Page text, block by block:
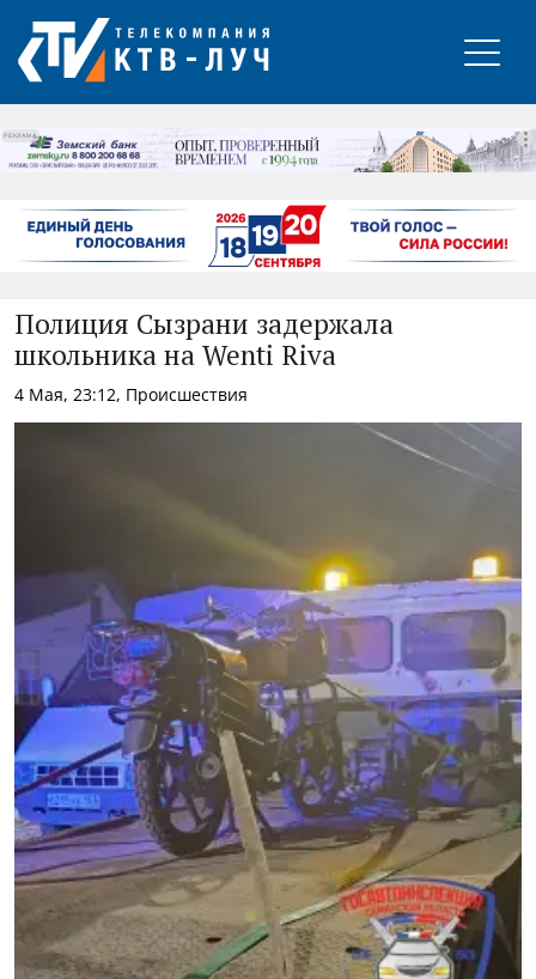
РЕКЛАМА
Полиция Сызрани задержала
школьника на Wenti Riva
4 Мая, 23:12, Происшествия